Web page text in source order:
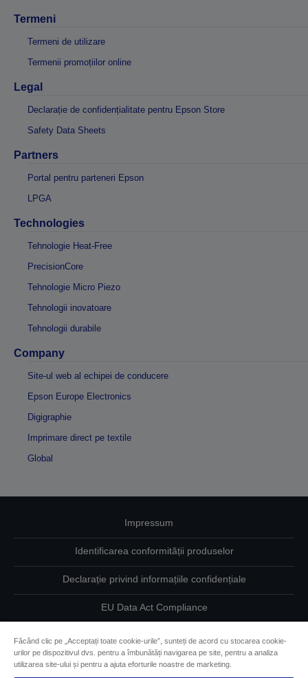
Termeni
Termeni de utilizare
Termenii promoțiilor online
Legal
Declarație de confidențialitate pentru Epson Store
Safety Data Sheets
Partners
Portal pentru parteneri Epson
LPGA
Technologies
Tehnologie Heat-Free
PrecisionCore
Tehnologie Micro Piezo
Tehnologii inovatoare
Tehnologii durabile
Company
Site-ul web al echipei de conducere
Epson Europe Electronics
Digigraphie
Imprimare direct pe textile
Global
Impressum
Identificarea conformității produselor
Declarație privind informațiile confidențiale
EU Data Act Compliance
Informaţii despre modulele cookie
Făcând clic pe „Acceptați toate cookie-urile”, sunteți de acord cu stocarea cookie-
urilor pe dispozitivul dvs. pentru a îmbunătăți navigarea pe site, pentru a analiza
utilizarea site-ului și pentru a ajuta eforturile noastre de marketing.